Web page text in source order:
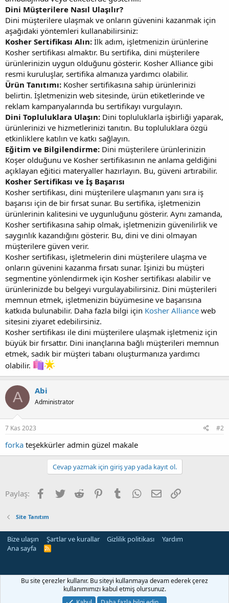
Dini Müşterilere Nasıl Ulaşılır?
Dini müşterilere ulaşmak ve onların güvenini kazanmak için
aşağıdaki yöntemleri kullanabilirsiniz:
Kosher Sertifikası Alın: İlk adım, işletmenizin ürünlerine
Kosher sertifikası almaktır. Bu sertifika, dini müşterilere
ürünlerinizin uygun olduğunu gösterir. Kosher Alliance gibi
resmi kuruluşlar, sertifika almanıza yardımcı olabilir.
Ürün Tanıtımı: Kosher sertifikasına sahip ürünlerinizi
belirtin. İşletmenizin web sitesinde, ürün etiketlerinde ve
reklam kampanyalarında bu sertifikayı vurgulayın.
Dini Topluluklara Ulaşın: Dini topluluklarla işbirliği yaparak,
ürünlerinizi ve hizmetlerinizi tanıtın. Bu topluluklara özgü
etkinliklere katılın ve katkı sağlayın.
Eğitim ve Bilgilendirme: Dini müşterilere ürünlerinizin
Koşer olduğunu ve Kosher sertifikasının ne anlama geldiğini
açıklayan eğitici materyaller hazırlayın. Bu, güveni artırabilir.
Kosher Sertifikası ve İş Başarısı
Kosher sertifikası, dini müşterilere ulaşmanın yanı sıra iş
başarısı için de bir fırsat sunar. Bu sertifika, işletmenizin
ürünlerinin kalitesini ve uygunluğunu gösterir. Aynı zamanda,
Kosher sertifikasına sahip olmak, işletmenizin güvenilirlik ve
saygınlık kazandığını gösterir. Bu, dini ve dini olmayan
müşterilere güven verir.
Kosher sertifikası, işletmelerin dini müşterilere ulaşma ve
onların güvenini kazanma fırsatı sunar. İşinizi bu müşteri
segmentine yönlendirmek için Kosher sertifikası alabilir ve
ürünlerinizde bu belgeyi vurgulayabilirsiniz. Dini müşterileri
memnun etmek, işletmenizin büyümesine ve başarısına
katkıda bulunabilir. Daha fazla bilgi için Kosher Alliance web
sitesini ziyaret edebilirsiniz.
Kosher sertifikası ile dini müşterilere ulaşmak işletmeniz için
büyük bir fırsattır. Dini inançlarına bağlı müşterileri memnun
etmek, sadık bir müşteri tabanı oluşturmanıza yardımcı
olabilir.
A Abi
Administrator
7 Kas 2023 #2
forka teşekkürler admin güzel makale
Cevap yazmak için giriş yap yada kayıt ol.
Paylaş: Facebook
Twitter Reddit PinterestTumblr WhatsApp
E-posta
Site Tanıtım
Bize ulaşın Şartlar ve kurallar Gizlilik politikası
Yardım
Ana sayfa
R
Bu site çerezler kullanır. Bu siteyi kullanmaya devam ederek çerez
kullanımımızı kabul etmiş olursunuz.